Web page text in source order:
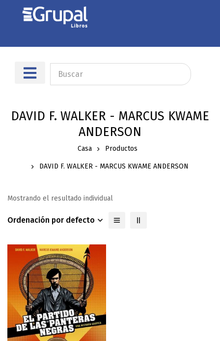
DAVID F. WALKER - MARCUS KWAME
ANDERSON
Casa Productos
DAVID F. WALKER - MARCUS KWAME ANDERSON
Mostrando el resultado individual
Ordenación por defecto